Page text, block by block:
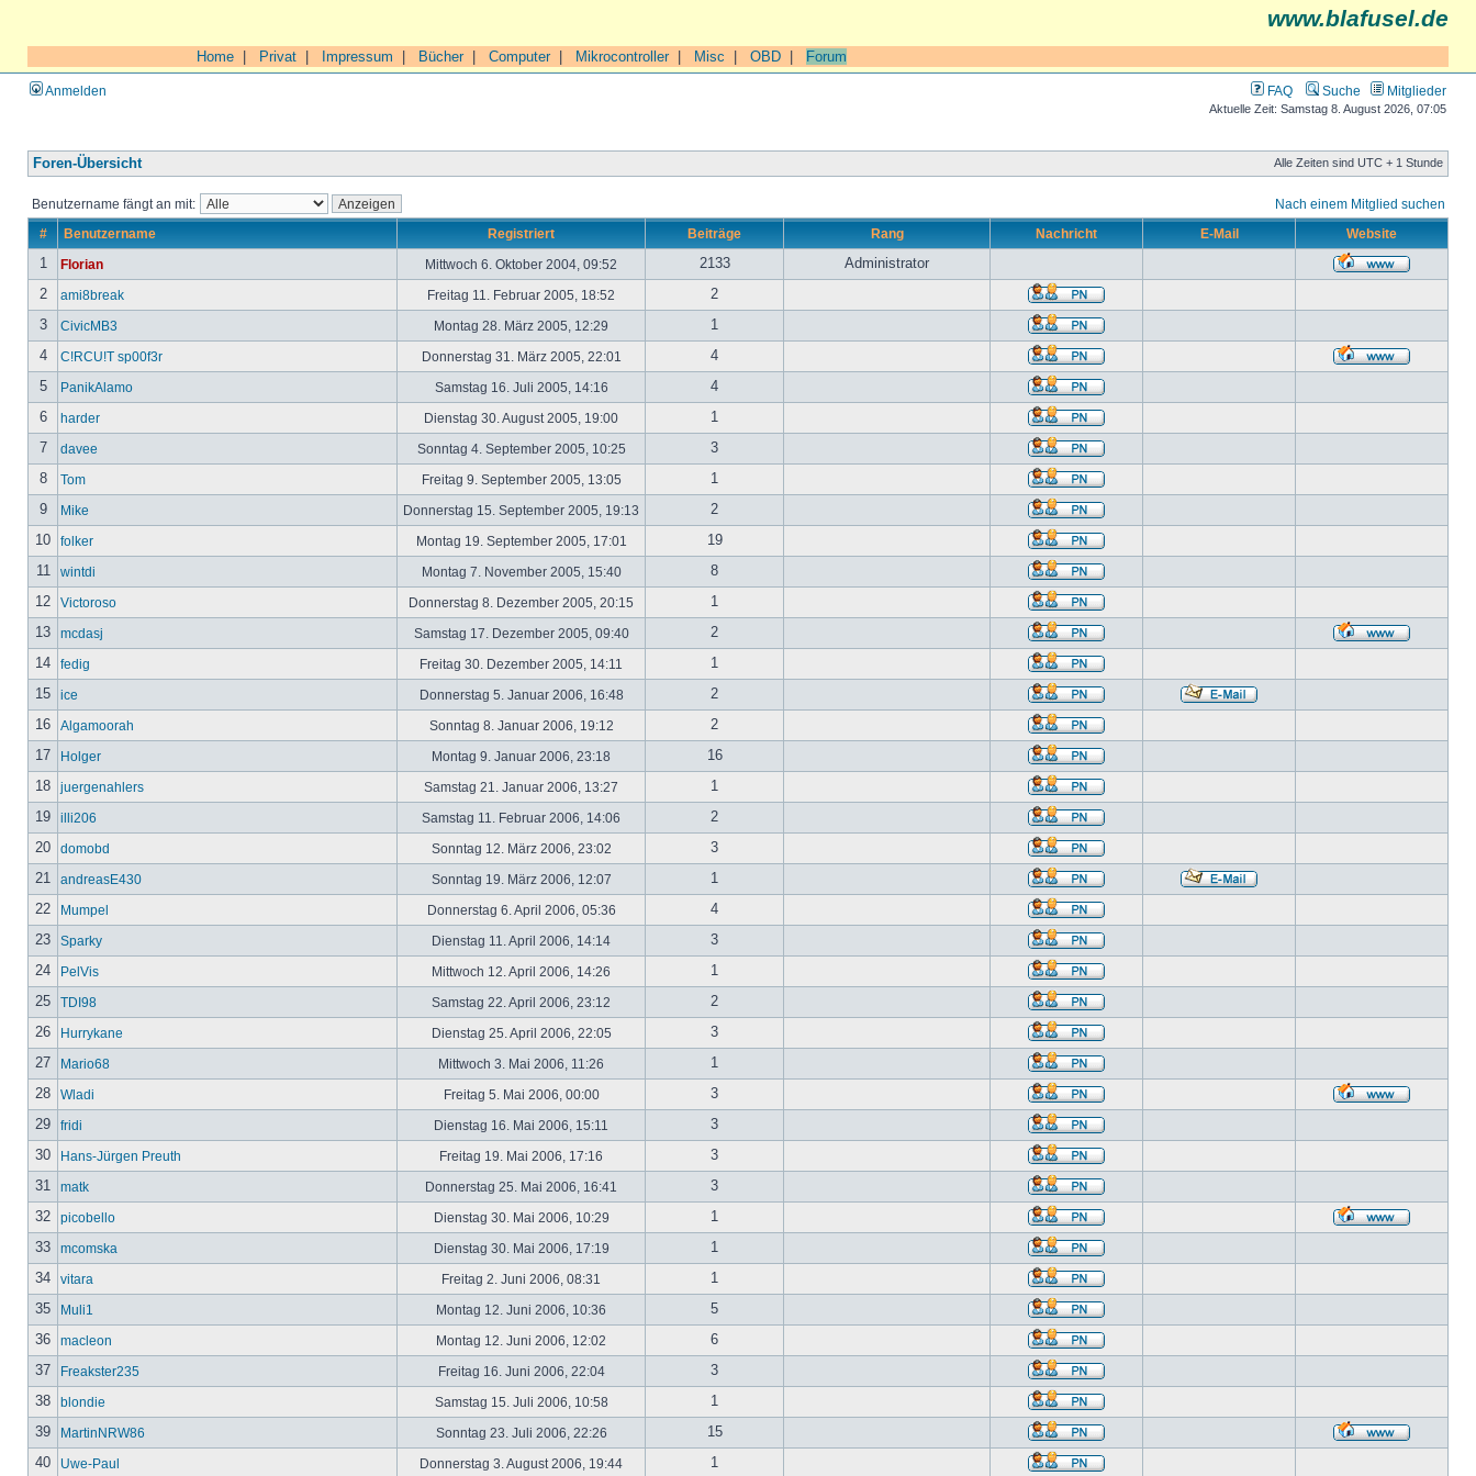
www.blafusel.de
Home Privat Impressum Bücher| Computer| Mikrocontroller| Misc OBD Forum
Anmelden FAQ Suche Mitglieder
Aktuelle Zeit: Samstag 8. August 2026, 07:05
Foren-Übersicht Alle Zeiten sind UTC + 1 Stunde
Benutzername fängt an mit: Nach einem Mitglied suchen
# Benutzername Registriert Beiträge Rang Nachricht E-Mail Website
1 Florian Mittwoch 6. Oktober 2004, 09:52 2133
Administrator
2
ami8break Freitag 11. Februar 2005, 18:52
2
3
CivicMB3 Montag 28. März 2005, 12:29
1
4
C!RCU!T sp00f3r Donnerstag 31. März 2005, 22:01
4
5
PanikAlamo Samstag 16. Juli 2005, 14:16
4
6
harder Dienstag 30. August 2005, 19:00
1
7
davee Sonntag 4. September 2005, 10:25
3
8
Tom Freitag 9. September 2005, 13:05
1
9
Mike Donnerstag 15. September 2005, 19:13
2
10
folker Montag 19. September 2005, 17:01
19
11
wintdi Montag 7. November 2005, 15:40
8
12
Victoroso Donnerstag 8. Dezember 2005, 20:15
1
13
mcdasj Samstag 17. Dezember 2005, 09:40
2
14
fedig Freitag 30. Dezember 2005, 14:11
1
15
ice Donnerstag 5. Januar 2006, 16:48
2
16
Algamoorah Sonntag 8. Januar 2006, 19:12
2
17
Holger Montag 9. Januar 2006, 23:18
16
18
juergenahlers Samstag 21. Januar 2006, 13:27
1
19
illi206 Samstag 11. Februar 2006, 14:06
2
20
domobd Sonntag 12. März 2006, 23:02
3
21
andreasE430 Sonntag 19. März 2006, 12:07
1
22
Mumpel Donnerstag 6. April 2006, 05:36
4
23
Sparky Dienstag 11. April 2006, 14:14
3
24
PelVis Mittwoch 12. April 2006, 14:26
1
25
TDI98 Samstag 22. April 2006, 23:12
2
26
Hurrykane Dienstag 25. April 2006, 22:05
3
27
Mario68 Mittwoch 3. Mai 2006, 11:26
1
28
Wladi Freitag 5. Mai 2006, 00:00
3
29
fridi Dienstag 16. Mai 2006, 15:11
3
30
Hans-Jürgen Preuth Freitag 19. Mai 2006, 17:16
3
31
matk Donnerstag 25. Mai 2006, 16:41
3
32
picobello Dienstag 30. Mai 2006, 10:29
1
33
mcomska Dienstag 30. Mai 2006, 17:19
1
34
vitara Freitag 2. Juni 2006, 08:31
1
35
Muli1 Montag 12. Juni 2006, 10:36
5
36
macleon Montag 12. Juni 2006, 12:02
6
37
Freakster235 Freitag 16. Juni 2006, 22:04
3
38
blondie Samstag 15. Juli 2006, 10:58
1
39
MartinNRW86 Sonntag 23. Juli 2006, 22:26
15
40
Uwe-Paul Donnerstag 3. August 2006, 19:44 1